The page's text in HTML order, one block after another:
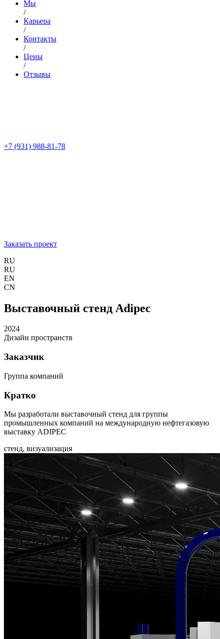
Мы
/
Карьера
/
Контакты
/
Цены
/
Отзывы
+7 (931) 988-81-78
Заказать проект
RU
RU
EN
CN
Выставочный стенд Adipec
2024
Дизайн пространств
Заказчик
Группа компаний
Кратко
Мы разработали выставочный стенд для группы
промышленных компаний на международную нефтегазовую
выставку ADIPEC
стенд, визуализация